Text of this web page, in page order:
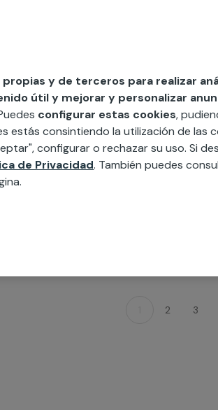
Explora las ventajas de
contar con un buen
aislamiento térmico en
tu hogar
El aislamiento térmico es una
inversión clave para cualquier
mantener la temperatura, un
Vivir
uno
2 3
y de terceros para realizar
útil y mejorar y personalizar
configurar estas cookies,
estás consintiendo la utilización de las
configurar o rechazar su uso. Si
de Privacidad. También puedes